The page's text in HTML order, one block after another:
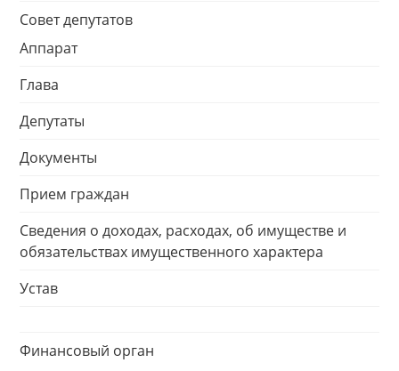
Совет депутатов
Аппарат
Глава
Депутаты
Документы
Прием граждан
Сведения о доходах, расходах, об имуществе и
обязательствах имущественного характера
Устав
Финансовый орган